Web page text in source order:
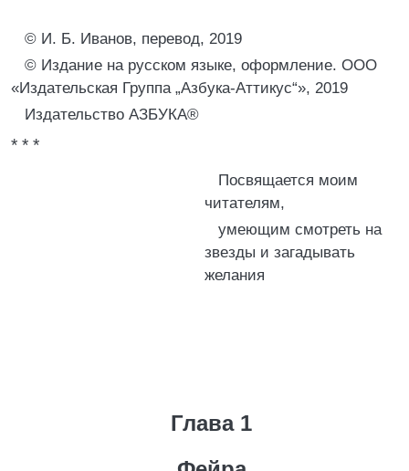
© И. Б. Иванов, перевод, 2019
© Издание на русском языке, оформление. ООО
«Издательская Группа „Азбука-Аттикус“», 2019
Издательство АЗБУКА®
* * *
Посвящается моим
читателям,
умеющим смотреть на
звезды и загадывать
желания
Глава 1